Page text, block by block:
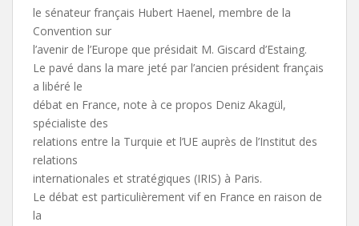
le sénateur français Hubert Haenel, membre de la
Convention sur
l’avenir de l’Europe que présidait M. Giscard d’Estaing.
Le pavé dans la mare jeté par l’ancien président français
a libéré le
débat en France, note à ce propos Deniz Akagül,
spécialiste des
relations entre la Turquie et l’UE auprès de l’Institut des
relations
internationales et stratégiques (IRIS) à Paris.
Le débat est particulièrement vif en France en raison de
la